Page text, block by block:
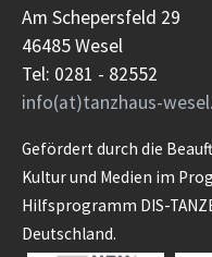
Am Schepersfeld 29
46485 Wesel
Tel: 0281 - 82552
info(at)tanzhaus-
Gefördert durch die
Kultur und Medien im
Hilfsprogramm DIS-
Deutschland.